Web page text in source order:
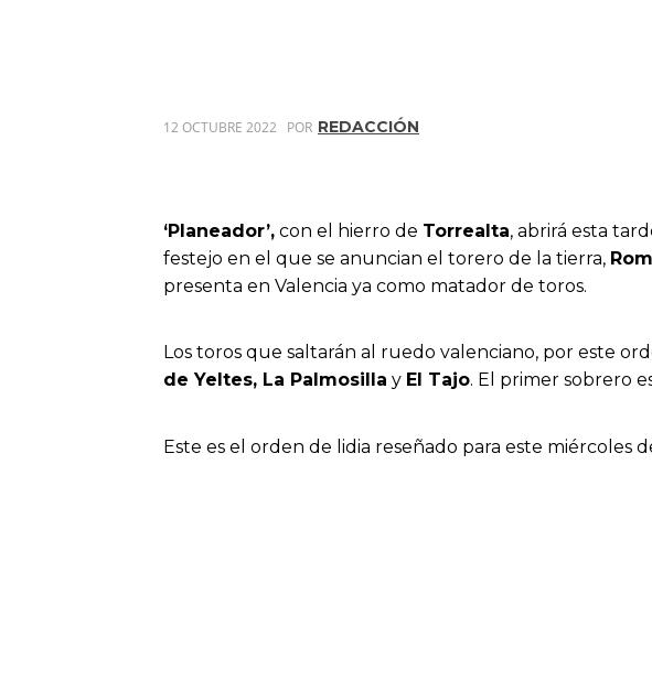
12 OCTUBRE 2022 POR REDACCIÓN
‘Planeador’, con el hierro de Torrealta, abrirá esta
festejo en el que se anuncian el torero de la tierra,
presenta en Valencia ya como matador de toros.
Los toros que saltarán al ruedo valenciano, por este
de Yeltes, La Palmosilla y El Tajo. El primer sobrero
Este es el orden de lidia reseñado para este miércoles